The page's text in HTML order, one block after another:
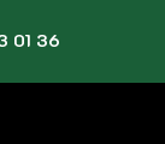
01 36